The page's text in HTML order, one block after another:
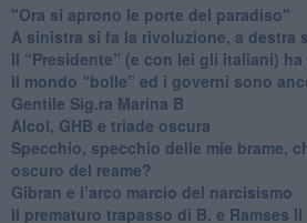
"Ora si aprono le porte del paradiso"
​A sinistra si fa la rivoluzione, a destra
​Il “Presidente” (e con lei gli italiani)
​Il mondo “bolle” ed i governi sono
​Gentile Sig.ra Marina B
​Alcol, GHB e triade oscura
​Specchio, specchio delle mie brame,
oscuro del reame?
​Gibran e l’arco marcio del narcisismo
​Il prematuro trapasso di B. e Ramses II